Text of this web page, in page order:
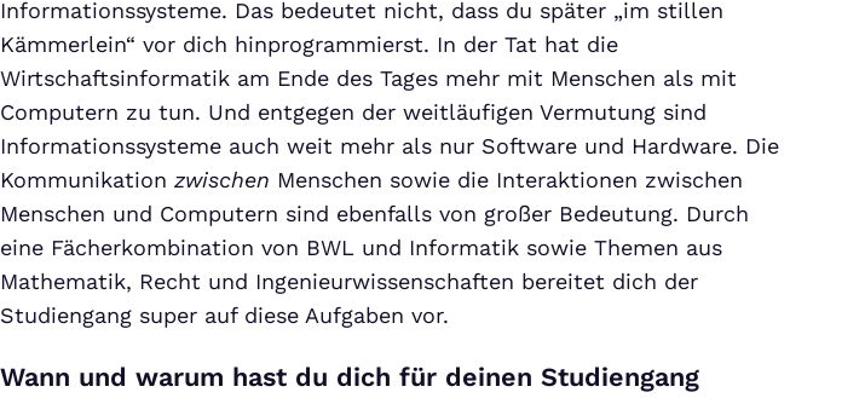
Informationssysteme. Das bedeutet nicht, dass du später „im stillen
Kämmerlein“ vor dich hinprogrammierst. In der Tat hat die
Wirtschaftsinformatik am Ende des Tages mehr mit Menschen als mit
Computern zu tun. Und entgegen der weitläufigen Vermutung sind
Informationssysteme auch weit mehr als nur Software und Hardware. Die
Kommunikation zwischen Menschen sowie die Interaktionen zwischen
Menschen und Computern sind ebenfalls von großer Bedeutung. Durch
eine Fächerkombination von BWL und Informatik sowie Themen aus
Mathematik, Recht und Ingenieurwissenschaften bereitet dich der
Studiengang super auf diese Aufgaben vor.
Wann und warum hast du dich für deinen Studiengang